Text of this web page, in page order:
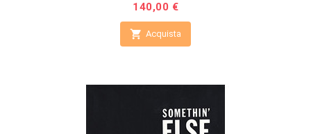
Prezzo
140,00 €
 Acquista